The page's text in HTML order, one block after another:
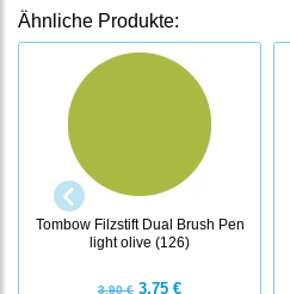
Ähnliche Produkte:
Tombow Filzstift Dual Brush Pen
light olive (126)
3,90 € 3,75 €